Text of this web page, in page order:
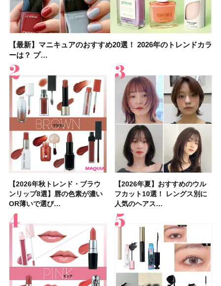
【最新】マニキュアのおすすめ20選！ 2026年のトレンドカラ
ーは？ プ…
【2026年秋トレンド・ブラウ
ンリップ8選】唇の色素が濃い
OR薄いで選び…
【2026年夏】おすすめのウル
フカット10選！ レングス別に
人気のヘアス…
大野真理子さんのリピ買い「ブライトニング」14選！ 透明肌
の秘訣を公開
【石井美保さん】おすすめの
「ブライトニング」11選！ ス
キンケアからサプ…
【上田竜也さんのマイベストコ
スメ５選】大人になって開眼し
たからこそ愛が深…
【最新】マニキュアのおすすめ20選！ 2026年のトレンドカラ
ーは？ プ…
【2026年秋トレンド・ブラウ
ンリップ8選】唇の色素が濃い
OR薄いで選び…
【2026年新作】大人の「ピン
クリップ」おすすめ8選！ 唇の
色別にプロが…
【2026夏】「香水・フレグランス」ランキングTOP5！＜美
容マニア・マ…
【2026年】ボディ用日焼け止
めUVのおすすめ20選！ この夏
注目の人気…
【クリスマスコフレ2026】
HACCIのホリデーギフトが豪華
すぎると話題…
【板野友美さんの美活】「実はうねりやすいクセ毛なんで
す」美しいロングヘア…
【簡単・夏バテ防止レシピ12
選】食欲がない日にもおすす
め！ さっぱりご飯…
【美容系・伊能忠敬界隈】上西
星来さんは5年間1日1万歩を継
続！ 歩くとき…
【2026年夏】40代におすすめの髪型30選！ 若く見える・手
入れが楽な…
【2026年夏】おすすめのウル
フカット10選！ レングス別に
人気のヘアス…
【2026年夏】おすすめの髪型
36選！ショート・ボブ・ミディ
アム・ロング…
【フォロー＆いいねで当たる】中国割烹旅館 掬水亭の宿泊券
を1組2名様にプ…
【鈴木えみさんの愛用品30選】
コスメ・スキンケア・ヘアケア
etc.お気に…
【橋本環奈さんの美容Q&A】
顔用コスメで全身ケア！「お尻
や脚も喜んでくれ…
【セザンヌ】「ブライトカラーシーラー」新色グリーンが8/7
に発売｜既存色…
【セザンヌ】8/7新色追加！
「ウォータリーティントリップ
」10モモピュ…
【スック2026新作】秋コレク
ションを全品スウォッチ&イエ
ベブルベ分け！